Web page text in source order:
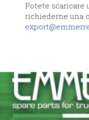
Potete scaricare
richiederne una